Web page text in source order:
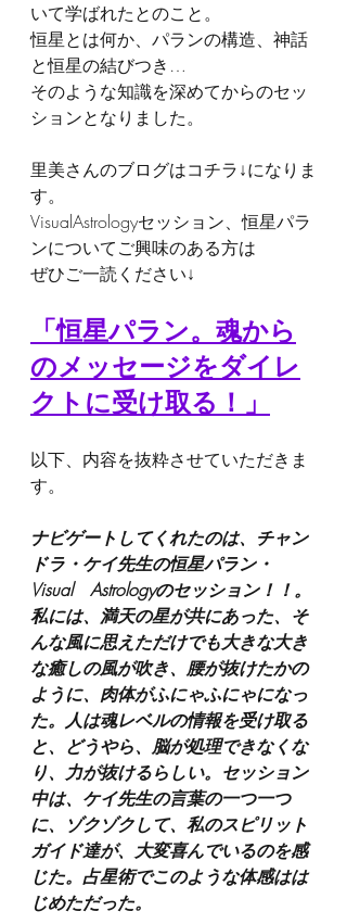
いて学ばれたとのこと。
恒星とは何か、パランの構造、神話
と恒星の結びつき…
そのような知識を深めてからのセッ
ションとなりました。
里美さんのブログはコチラ↓になりま
す。
VisualAstrologyセッション、恒星パラ
ンについてご興味のある方は
ぜひご一読ください↓
「恒星パラン。魂から
のメッセージをダイレ
クトに受け取る！」
以下、内容を抜粋させていただきま
す。
ナビゲートしてくれたのは、チャン
ドラ・ケイ先生の恒星パラン・
Visual　Astrologyのセッション！！。
私には、満天の星が共にあった、そ
んな風に思えただけでも大きな大き
な癒しの風が吹き、腰が抜けたかの
ように、肉体がふにゃふにゃになっ
た。人は魂レベルの情報を受け取る
と、どうやら、脳が処理できなくな
り、力が抜けるらしい。セッション
中は、ケイ先生の言葉の一つ一つ
に、ゾクゾクして、私のスピリット
ガイド達が、大変喜んでいるのを感
じた。占星術でこのような体感はは
じめただった。